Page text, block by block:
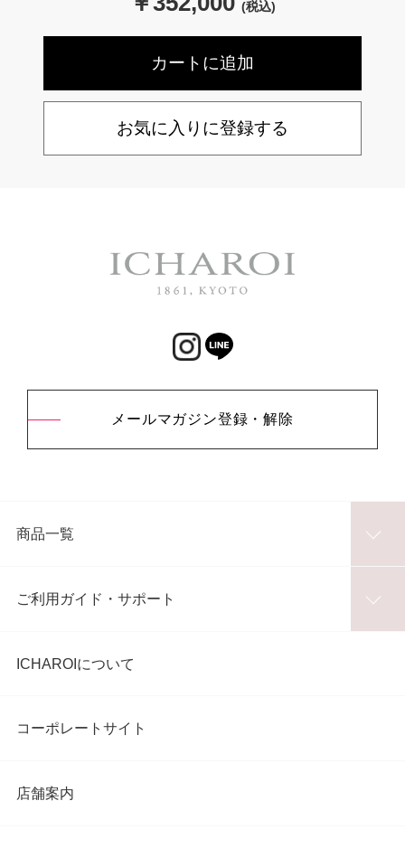
(税込)
お気に入りに登録する
メールマガジン登録・解除
商品一覧
ご利用ガイド・サポート
ICHAROIについて
コーポレートサイト
店舗案内